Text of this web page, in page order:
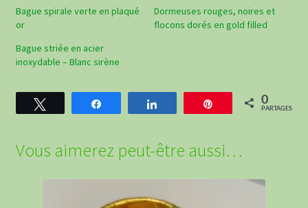
Bague spirale verte en plaqué
or
Dormeuses rouges, noires et
flocons dorés en gold filled
Bague striée en acier
inoxydable – Blanc sirène
Épingle 0
PARTAGES
Vous aimerez peut-être aussi…